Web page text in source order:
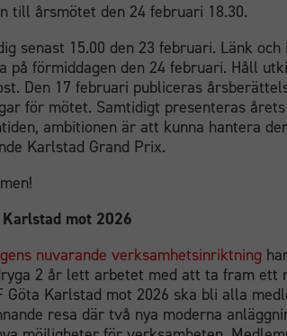
till årsmötet den 24 februari 18.30.
senast 15.00 den 23 februari. Länk
på förmiddagen den 24 februari. Håll
Den 17 februari publiceras
för mötet. Samtidigt presenteras
ambitionen är att kunna hantera
Karlstad Grand Prix.
Karlstad mot 2026
nuvarande verksamhetsinriktning
2 år lett arbetet med att ta fram ett
Göta Karlstad mot 2026 ska bli alla
resa där två nya moderna